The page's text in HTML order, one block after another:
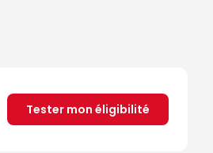
Tester mon éligibilité